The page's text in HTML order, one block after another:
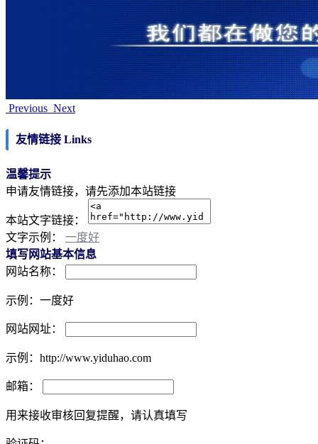
Previous Next
友情链接 Links
温馨提示
申请友情链接，请先添加本站链接
本站文字链接：
文字示例：
一度好
填写网站基本信息
网站名称：
示例：一度好
网站网址：
示例：http://www.yiduhao.com
邮箱：
用来接收审核回复提醒，请认真填写